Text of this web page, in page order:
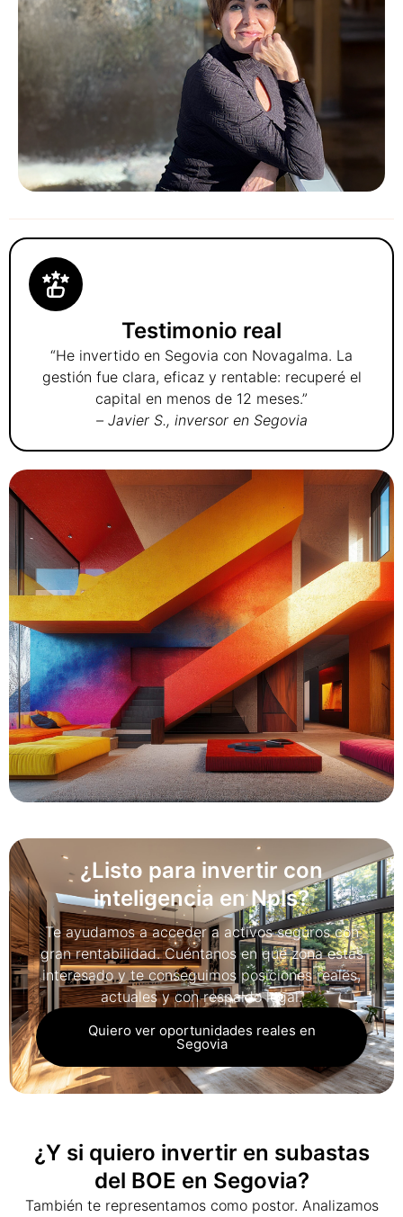
Testimonio real
“He invertido en Segovia con Novagalma. La
gestión fue clara, eficaz y rentable: recuperé el
capital en menos de 12 meses.”
– Javier S., inversor en Segovia
¿Listo para invertir con
inteligencia en Npls?
Te ayudamos a acceder a activos seguros con
gran rentabilidad. Cuéntanos en qué zona estás
interesado y te conseguimos posiciones reales,
actuales y con respaldo legal.
Quiero ver oportunidades reales en
Segovia
¿Y si quiero invertir en subastas
del BOE en Segovia?
También te representamos como postor. Analizamos